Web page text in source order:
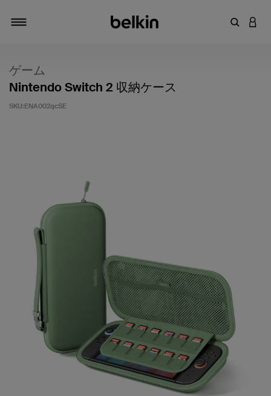
キーワアカ
ゲーム
Nintendo Switch 2 収納ケース
SKU:ENA002qcSE